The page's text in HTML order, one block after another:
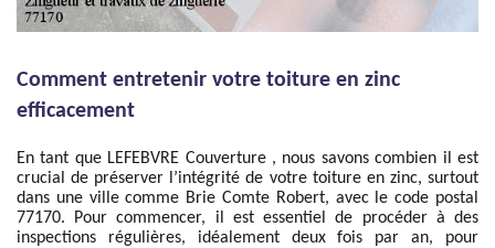
Comment entretenir votre toiture en zinc
efficacement
En tant que LEFEBVRE Couverture , nous savons combien il est
crucial de préserver l’intégrité de votre toiture en zinc, surtout
dans une ville comme Brie Comte Robert, avec le code postal
77170. Pour commencer, il est essentiel de procéder à des
inspections régulières, idéalement deux fois par an, pour